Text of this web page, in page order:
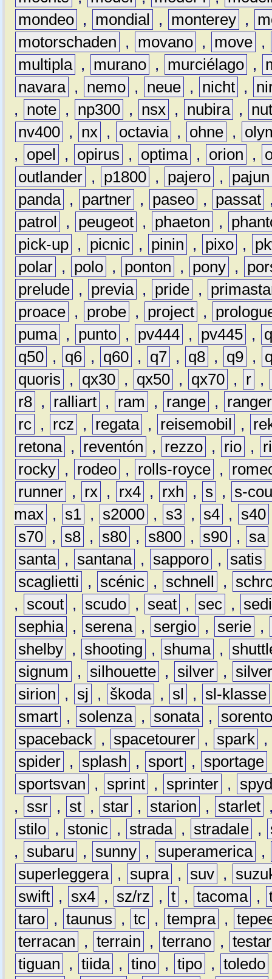
mondeo , mondial , monterey ,
motorschaden
, movano , move ,
multipla , murano , murciélago ,
navara , nemo , neue , nicht ,
,
note , np300 , nsx , nubira ,
nv400 , nx , octavia , ohne ,
,
opel , opirus , optima , orion ,
outlander , p1800 , pajero ,
pajun
panda , partner , paseo , passat
patrol
, peugeot , phaeton ,
pick-up , picnic , pinin , pixo ,
polar , polo , ponton , pony ,
prelude , previa , pride ,
proace , probe , project ,
puma , punto , pv444 , pv445 ,
q50 , q6 , q60 , q7 , q8 , q9 ,
quoris
, qx30 , qx50 , qx70 , r ,
r8 , ralliart , ram , range ,
ranger
rc , rcz , regata , reisemobil ,
retona , reventón , rezzo , rio ,
rocky , rodeo , rolls-royce ,
runner , rx , rx4 , rxh , s ,
s-
max , s1 , s2000 , s3 , s4 , s40
s70 , s8 , s80 , s800 , s90 , sa
santa , santana , sapporo , satis
scaglietti
, scénic , schnell ,
,
scout , scudo , seat , sec ,
sephia , serena , sergio , serie ,
shelby , shooting , shuma ,
signum
, silhouette , silver ,
sirion
, sj , škoda , sl , sl-klasse
smart , solenza , sonata ,
spaceback , spacetourer , spark ,
spider , splash , sport , sportage
sportsvan
, sprint , sprinter ,
,
ssr , st , star , starion , starlet
stilo , stonic , strada , stradale ,
,
subaru , sunny , superamerica ,
superleggera , supra , suv ,
swift , sx4 , sz/rz , t , tacoma ,
taro , taunus , tc , tempra ,
terracan
, terrain , terrano ,
tiguan
, tiida , tino , tipo , toledo